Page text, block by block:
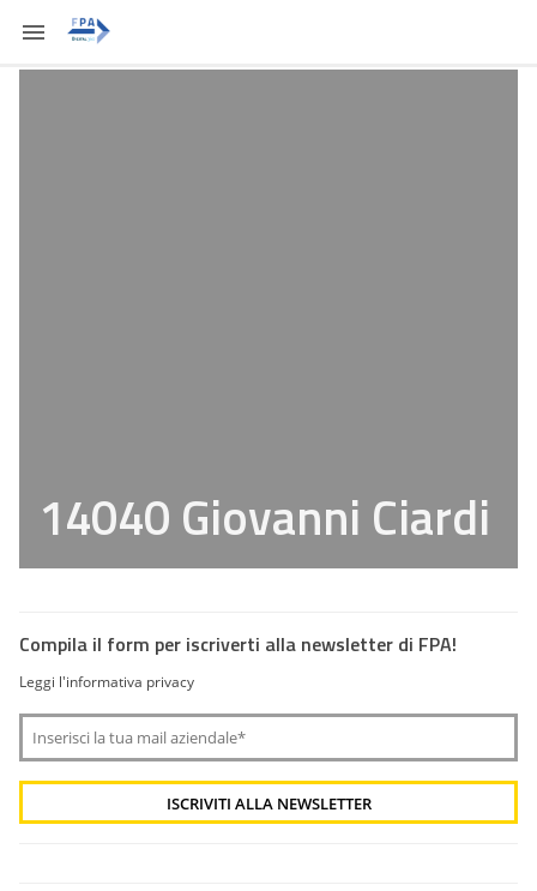
14040 Giovanni Ciardi
Compila il form per iscriverti alla newsletter di FPA!
Leggi l'informativa privacy